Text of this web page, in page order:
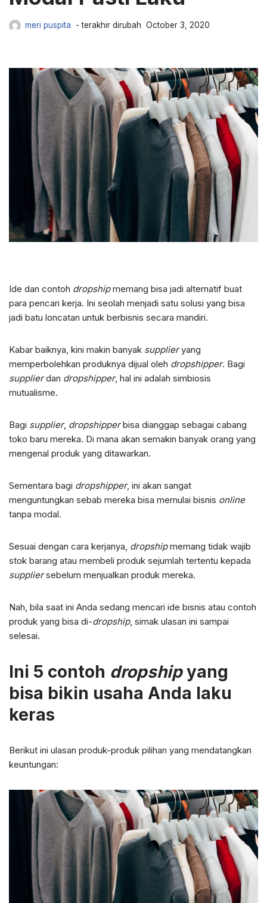
meri puspita October 3, 2020
Ide dan contoh dropshipmemang bisa jadi alternatif buat
para pencari kerja. Ini seolah menjadi satu solusi yang bisa
jadi batu loncatan untuk berbisnis secara mandiri.
Kabar baiknya, kini makin banyak supplieryang
memperbolehkan produknya dijual oleh dropshipper. Bagi
supplierdan dropshipper, hal ini adalah simbiosis
mutualisme.
Bagi supplier, dropshipperbisa dianggap sebagai cabang
toko baru mereka. Di mana akan semakin banyak orang yang
mengenal produk yang ditawarkan.
Sementara bagi dropshipper, ini akan sangat
menguntungkan sebab mereka bisa memulai bisnis online
tanpa modal.
Sesuai dengan cara kerjanya, dropshipmemang tidak wajib
stok barang atau membeli produk sejumlah tertentu kepada
suppliersebelum menjualkan produk mereka.
Nah, bila saat ini Anda sedang mencari ide bisnis atau contoh
produk yang bisa di-dropship, simak ulasan ini sampai
selesai.
Ini 5 contoh dropshipyang
bisa bikin usaha Anda laku
keras
Berikut ini ulasan produk-produk pilihan yang mendatangkan
keuntungan: